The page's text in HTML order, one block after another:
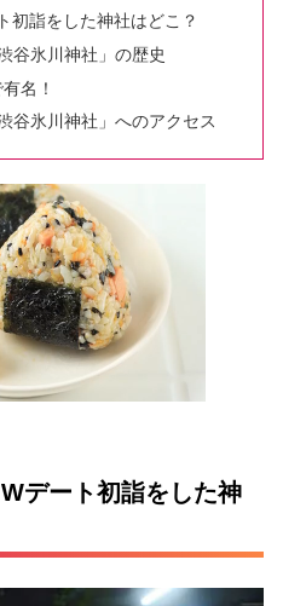
初詣をした神社はどこ？
谷氷川神社」の歴史
名！
谷氷川神社」へのアクセス
デート初詣をした神